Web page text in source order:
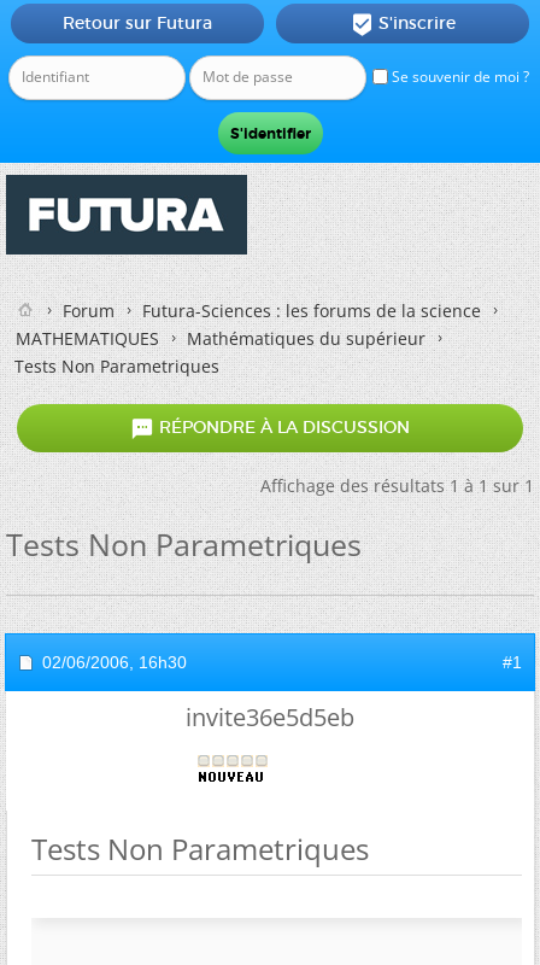
Se souvenir de moi ?
Retour sur Futura  S'inscrire
Forum
Futura-Sciences : les forums de la science
MATHEMATIQUES
Mathématiques du supérieur
Tests Non Parametriques
 RÉPONDRE À LA DISCUSSION
Affichage des résultats 1 à 1 sur 1
Tests Non Parametriques
02/06/2006, 16h30 #1
invite36e5d5eb
Tests Non Parametriques